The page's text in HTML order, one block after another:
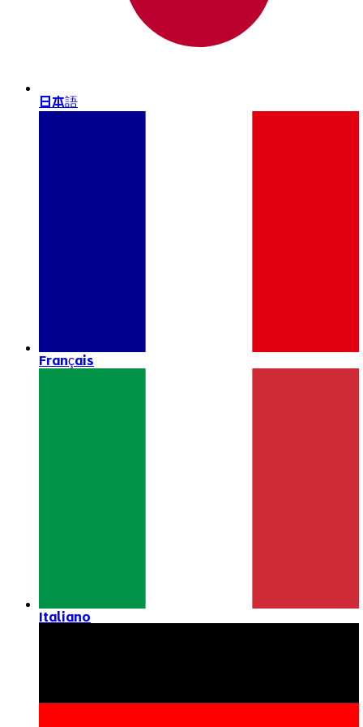
日本語
Français
Italiano